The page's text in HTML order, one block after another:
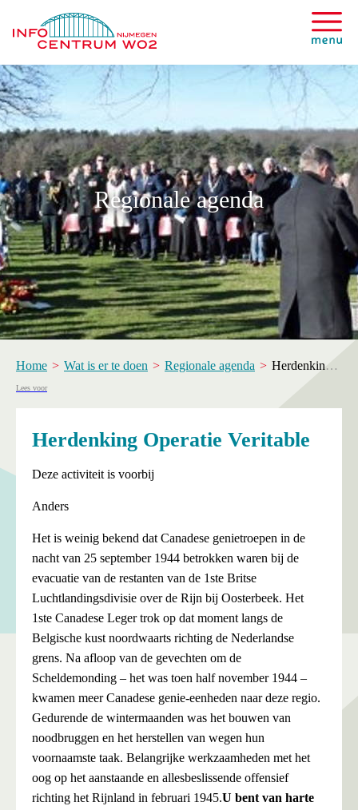
Regionale agenda
Home Wat is er te doen Regionale agenda Herdenking Operatie Veritable
Lees voor
Herdenking Operatie Veritable
Deze activiteit is voorbij
Anders
Het is weinig bekend dat Canadese genietroepen in de
nacht van 25 september 1944 betrokken waren bij de
evacuatie van de restanten van de 1ste Britse
Luchtlandingsdivisie over de Rijn bij Oosterbeek. Het
1ste Canadese Leger trok op dat moment langs de
Belgische kust noordwaarts richting de Nederlandse
grens. Na afloop van de gevechten om de
Scheldemonding – het was toen half november 1944 –
kwamen meer Canadese genie-eenheden naar deze regio.
Gedurende de wintermaanden was het bouwen van
noodbruggen en het herstellen van wegen hun
voornaamste taak. Belangrijke werkzaamheden met het
oog op het aanstaande en allesbeslissende offensief
richting het Rijnland in februari 1945.U bent van harte